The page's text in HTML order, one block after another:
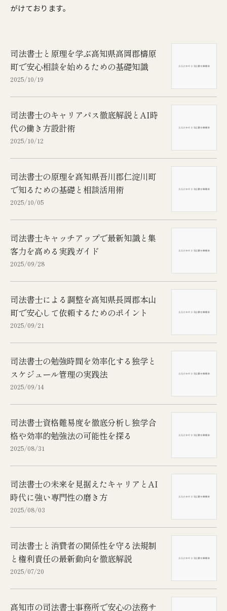
がけております。
司法書士と原理を学ぶ高知県高岡郡檮原
町で安心相談を始めるための基礎知識
2025/10/19
司法書士のキャリアパス徹底解説とAI時
代の働き方設計術
2025/10/12
司法書士の原理を高知県吾川郡仁淀川町
で知るための基礎と相談活用術
2025/10/05
司法書士キャッチアップで最新知識と集
客力を高める実践ガイド
2025/09/28
司法書士による調整を高知県長岡郡本山
町で安心して依頼するためのポイント
2025/09/21
司法書士の勉強時間を効率化する独学と
スケジュール管理の実践法
2025/09/14
司法書士資格難易度を徹底分析し独学合
格や効率的勉強法の可能性を探る
2025/08/31
司法書士の未来を見据えたキャリアとAI
時代に強い専門性の磨き方
2025/08/03
司法書士と消費者の関係性を守る法規制
と権利責任の最新動向を徹底解説
2025/07/20
高知市の司法書士事務所で安心の法務サ